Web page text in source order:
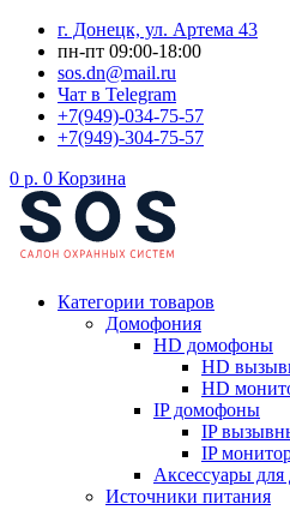
Перейти
содержимому
г. Донецк, ул. Артема 43
пн-пт 09:00-18:00
sos.dn@mail.ru
Чат в Telegram
+7(949)-034-75-57
+7(949)-304-75-57
0 р. 0 Корзина
Категории товаров
Домофония
HD домофоны
HD
HD
IP домофоны
IP
IP
Аксессуары
Источники питания